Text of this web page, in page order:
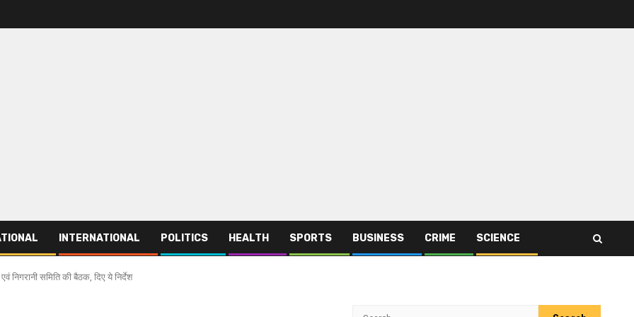
INTERNATIONAL POLITICS HEALTH SPORTS BUSINESS CRIME SCIENCE
निगरानी समिति की बैठक, दिए ये निर्देश
Search